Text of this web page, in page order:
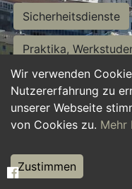
Wir verwenden
Nutzererfahrung zu
unserer Webseite
von Cookies zu. Mehr
Zustimmen
Sicherheitsdienste
Praktika,
Personalwesen
Hilfskräfte,
Weiterbildung,